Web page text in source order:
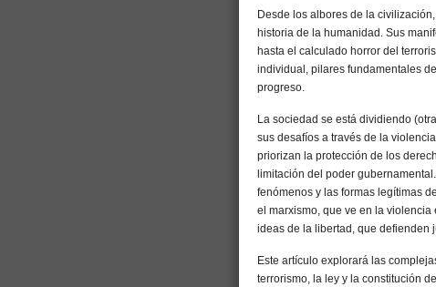
Desde los albores de la
historia de la humanidad. Sus
hasta el calculado horror del
individual, pilares fundamentales
progreso.
La sociedad se está dividiendo
sus desafíos a través de la
priorizan la protección de los
limitación del poder
fenómenos y las formas legítimas
el marxismo, que ve en la
ideas de la libertad, que defienden
Este artículo explorará las
terrorismo, la ley y la constitución